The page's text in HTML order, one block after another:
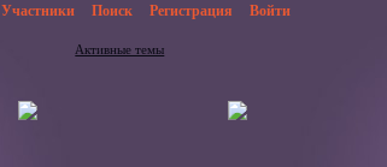
Участники Поиск Регистрация Войти
Активные темы